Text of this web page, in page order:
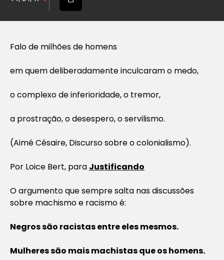
Falo de milhões de homens
em quem deliberadamente inculcaram o medo,
o complexo de inferioridade, o tremor,
a prostração, o desespero, o servilismo.
(Aimé Césaire, Discurso sobre o colonialismo).
Por Loice Bert, para Justificando
O argumento que sempre salta nas discussões
sobre machismo e racismo é:
Negros são racistas entre eles mesmos.
Mulheres são mais machistas que os homens.